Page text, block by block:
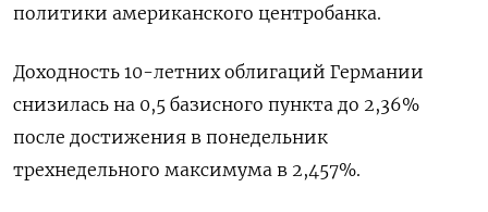
политики американского центробанка.
Доходность 10-летних облигаций Германии
снизилась на 0,5 базисного пункта до 2,36%
после достижения в понедельник
трехнедельного максимума в 2,457%.